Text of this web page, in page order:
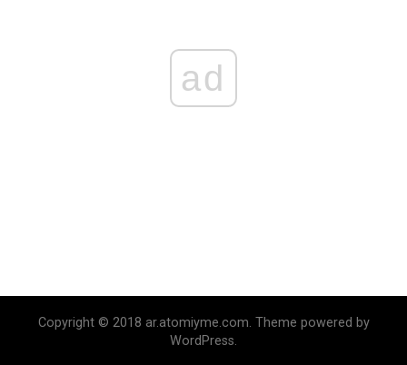
ad
Copyright © 2018 ar.atomiyme.com. Theme powered by
WordPress.